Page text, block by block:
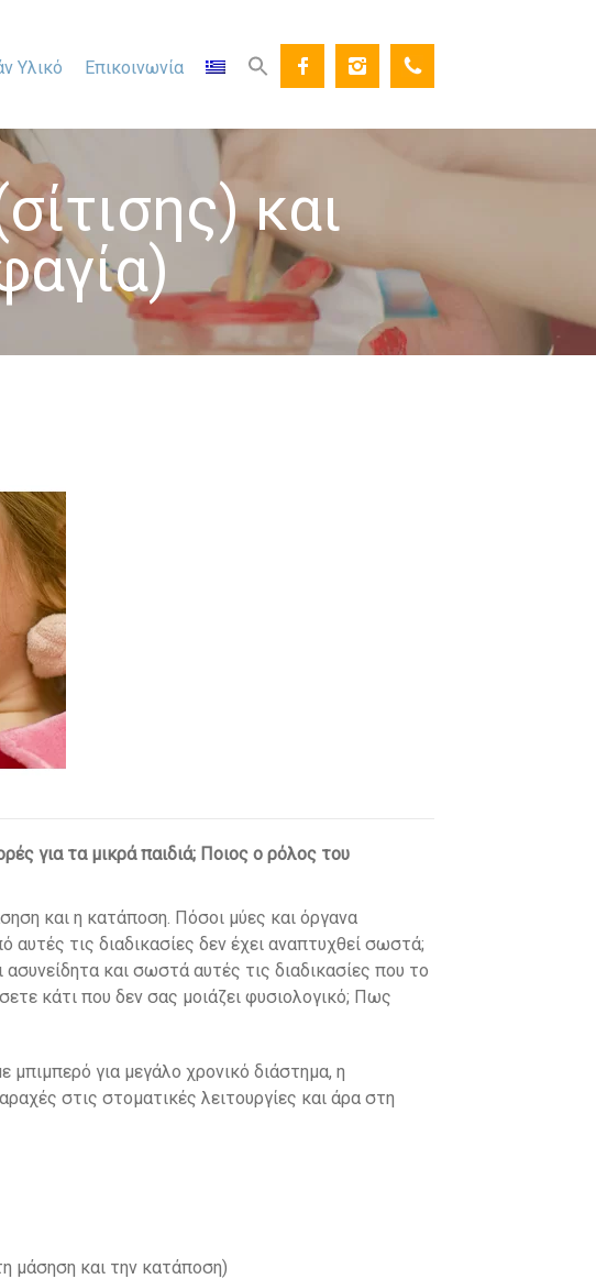
Υλικό Επικοινωνία
και
για τα μικρά παιδιά; Ποιος ο ρόλος του
και η κατάποση. Πόσοι μύες και όργανα
αυτές τις διαδικασίες δεν έχει αναπτυχθεί σωστά;
και σωστά αυτές τις διαδικασίες που το
κάτι που δεν σας μοιάζει φυσιολογικό; Πως
για μεγάλο χρονικό διάστημα, η
στις στοματικές λειτουργίες και άρα στη
μάσηση και την κατάποση)